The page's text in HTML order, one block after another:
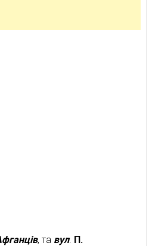
, та вул. П.